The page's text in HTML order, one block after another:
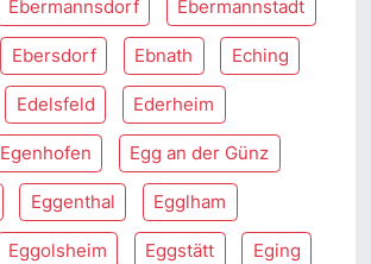
Ebermannsdorf Ebermannstadt
Ebersdorf Ebnath Eching
Edelsfeld Ederheim
Egenhofen Egg an der Günz
Eggenthal Egglham
Eggolsheim Eggstätt Eging